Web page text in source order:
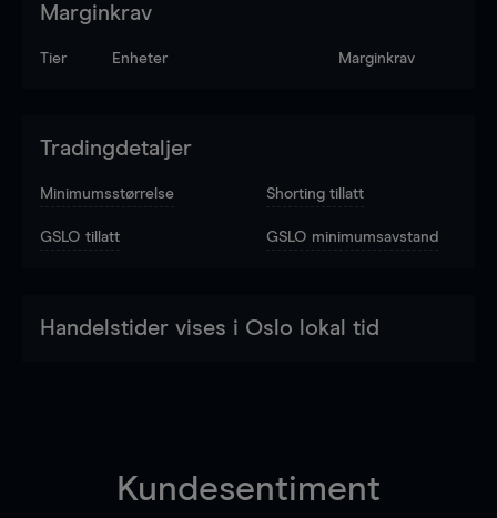
Marginkrav
Tier Enheter Marginkrav
Tradingdetaljer
Minimumsstørrelse Shorting tillatt
GSLO tillatt GSLO minimumsavstand
Handelstider vises i Oslo lokal tid
Kundesentiment